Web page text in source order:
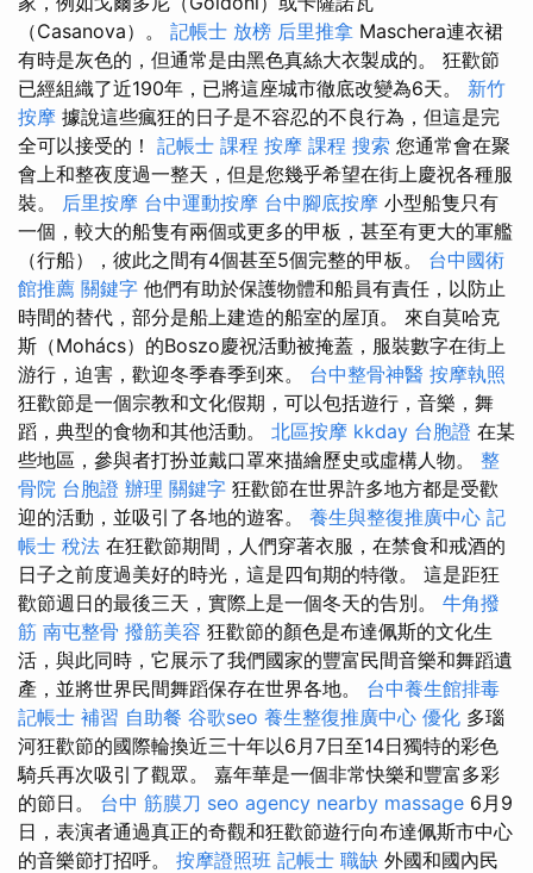
（Casanova）。 記帳士 放榜 后里推拿 Maschera連衣裙
有時是灰色的，但通常是由黑色真絲大衣製成的。 狂歡節
已經組織了近190年，已將這座城市徹底改變為6天。 新竹
按摩 據說這些瘋狂的日子是不容忍的不良行為，但這是完
全可以接受的！ 記帳士 課程 按摩 課程 搜索 您通常會在聚
會上和整夜度過一整天，但是您幾乎希望在街上慶祝各種服
裝。 后里按摩 台中運動按摩 台中腳底按摩 小型船隻只有
一個，較大的船隻有兩個或更多的甲板，甚至有更大的軍艦
（行船），彼此之間有4個甚至5個完整的甲板。 台中國術
館推薦 關鍵字 他們有助於保護物體和船員有責任，以防止
時間的替代，部分是船上建造的船室的屋頂。 來自莫哈克
斯（Mohács）的Boszo慶祝活動被掩蓋，服裝數字在街上
游行，迫害，歡迎冬季春季到來。 台中整骨神醫 按摩執照
狂歡節是一個宗教和文化假期，可以包括遊行，音樂，舞
蹈，典型的食物和其他活動。 北區按摩 kkday 台胞證 在某
些地區，參與者打扮並戴口罩來描繪歷史或虛構人物。 整
骨院 台胞證 辦理 關鍵字 狂歡節在世界許多地方都是受歡
迎的活動，並吸引了各地的遊客。 養生與整復推廣中心 記
帳士 稅法 在狂歡節期間，人們穿著衣服，在禁食和戒酒的
日子之前度過美好的時光，這是四旬期的特徵。 這是距狂
歡節週日的最後三天，實際上是一個冬天的告別。 牛角撥
筋 南屯整骨 撥筋美容 狂歡節的顏色是布達佩斯的文化生
活，與此同時，它展示了我們國家的豐富民間音樂和舞蹈遺
產，並將世界民間舞蹈保存在世界各地。 台中養生館排毒
記帳士 補習 自助餐 谷歌seo 養生整復推廣中心 優化 多瑙
河狂歡節的國際輪換近三十年以6月7日至14日獨特的彩色
騎兵再次吸引了觀眾。 嘉年華是一個非常快樂和豐富多彩
的節日。 台中 筋膜刀 seo agency nearby massage 6月9
日，表演者通過真正的奇觀和狂歡節遊行向布達佩斯市中心
的音樂節打招呼。 按摩證照班 記帳士 職缺 外國和國內民